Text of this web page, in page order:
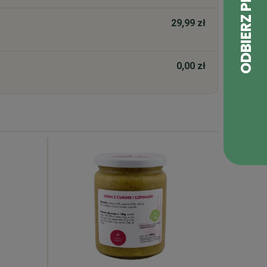
29,99 zł
0,00 zł